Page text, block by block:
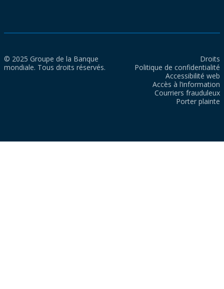
© 2025 Groupe de la Banque
mondiale. Tous droits réservés.
Droits
Politique de confidentialité
Accessibilité web
Accès à l’information
Courriers frauduleux
Porter plainte